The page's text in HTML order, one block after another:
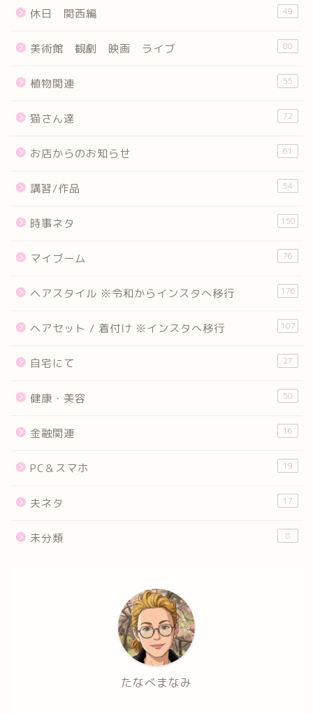
休日 関西編 49
美術館 観劇 映画 ライブ 80
植物関連 55
猫さん達 72
お店からのお知らせ 61
講習/作品 54
時事ネタ 150
マイブーム 76
ヘアスタイル ※令和からインスタへ移行 176
ヘアセット / 着付け ※インスタへ移行 107
自宅にて 27
健康・美容 50
金融関連 16
PC＆スマホ 19
夫ネタ 17
未分類 8
たなべまなみ